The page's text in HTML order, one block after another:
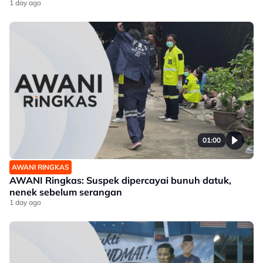
1 day ago
01:00
AWANI RINGKAS
AWANI Ringkas: Suspek dipercayai bunuh datuk,
nenek sebelum serangan
1 day ago